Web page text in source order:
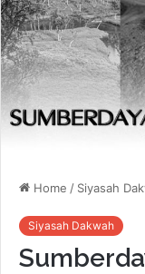
Home / Siyasah
Siyasah Dakwah